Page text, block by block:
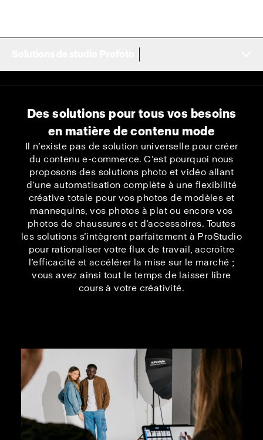
Des solutions pour tous vos besoins
en matière de contenu mode
Il n’existe pas de solution universelle pour créer
du contenu e-commerce. C’est pourquoi nous
proposons des solutions photo et vidéo allant
d’une automatisation complète à une flexibilité
créative totale pour vos photos de modèles et
mannequins, vos photos à plat ou encore vos
photos de chaussures et d’accessoires. Toutes
les solutions s’intègrent parfaitement à ProStudio
pour rationaliser votre flux de travail, accroître
l’efficacité et accélérer la mise sur le marché ;
vous avez ainsi tout le temps de laisser libre
cours à votre créativité.